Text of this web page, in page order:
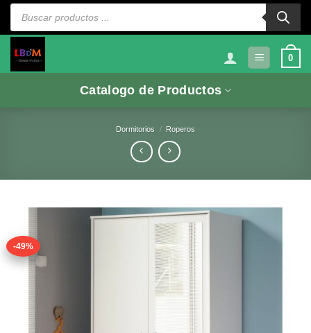
Saltar
Búsqueda
productos
0
Catalogo de Productos
Dormitorios / Roperos
-49%